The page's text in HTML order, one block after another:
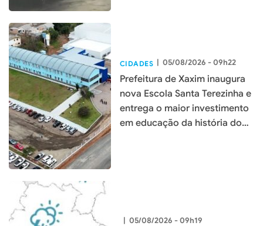
CIDADES | 05/08/2026 - 09h22
Prefeitura de Xaxim inaugura
nova Escola Santa Terezinha e
entrega o maior investimento
em educação da história do
| 05/08/2026 - 09h19